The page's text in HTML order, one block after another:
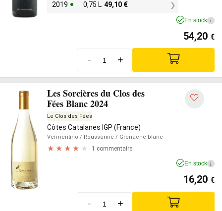
2019 0,75 L 49,10 €
En stock i
54,20 €
- +
Les Sorcières du Clos des
Fées Blanc 2024
Le Clos des Fées
Côtes Catalanes IGP (France)
Vermentino / Roussanne / Grenache blanc
1 commentaire
En stock i
16,20 €
- +